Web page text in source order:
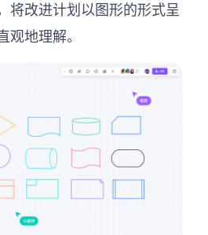
将改进计划以图形的形式呈
观地理解。